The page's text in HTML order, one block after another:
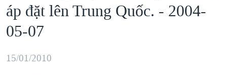
nội
dung
chính
Tới
BIỂN ĐÔNG
THẾ GIỚI
áp đặt lên Trung Quốc. - 2004-
05-07
15/01/2010